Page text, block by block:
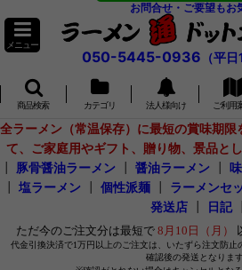
お問合せ・ご要望もお
メニュー
050-5445-0936 （平
商品検索 カテゴリ 法人様向け ご利用
全ラーメン（常温保存）に最短の賞味期
て、ご家庭用やギフト、贈り物、景品と
豚骨醤油ラーメン 醤油ラーメン
塩ラーメン 個性派麺 ラーメンセ
発送店
日記┃